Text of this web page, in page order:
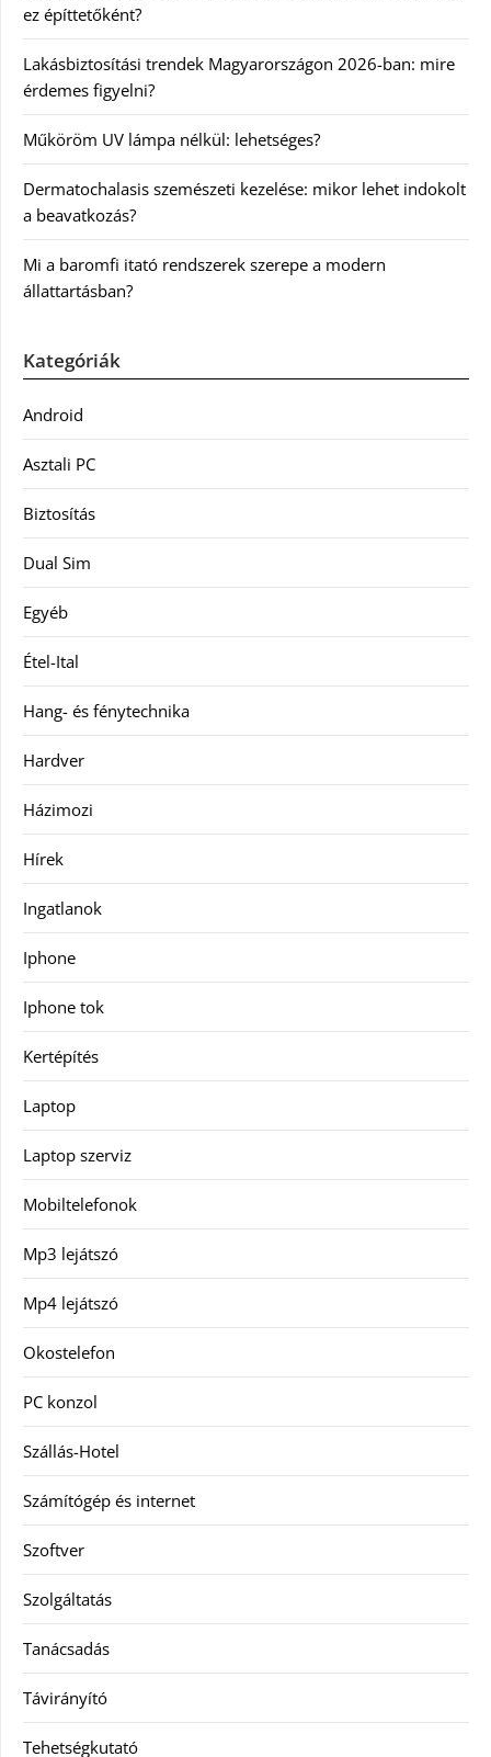
ez építtetőként?
Lakásbiztosítási trendek Magyarországon 2026-ban: mire
érdemes figyelni?
Műköröm UV lámpa nélkül: lehetséges?
Dermatochalasis szemészeti kezelése: mikor lehet indokolt
a beavatkozás?
Mi a baromfi itató rendszerek szerepe a modern
állattartásban?
Kategóriák
Android
Asztali PC
Biztosítás
Dual Sim
Egyéb
Étel-Ital
Hang- és fénytechnika
Hardver
Házimozi
Hírek
Ingatlanok
Iphone
Iphone tok
Kertépítés
Laptop
Laptop szerviz
Mobiltelefonok
Mp3 lejátszó
Mp4 lejátszó
Okostelefon
PC konzol
Szállás-Hotel
Számítógép és internet
Szoftver
Szolgáltatás
Tanácsadás
Távirányító
Tehetségkutató